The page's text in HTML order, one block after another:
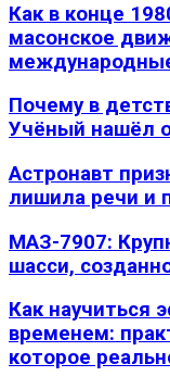
Как в конце
масонское
Почему в
Учёный нашёл
Астронавт
лишила речи и
МАЗ-7907:
шасси,
Как научиться
временем:
которое